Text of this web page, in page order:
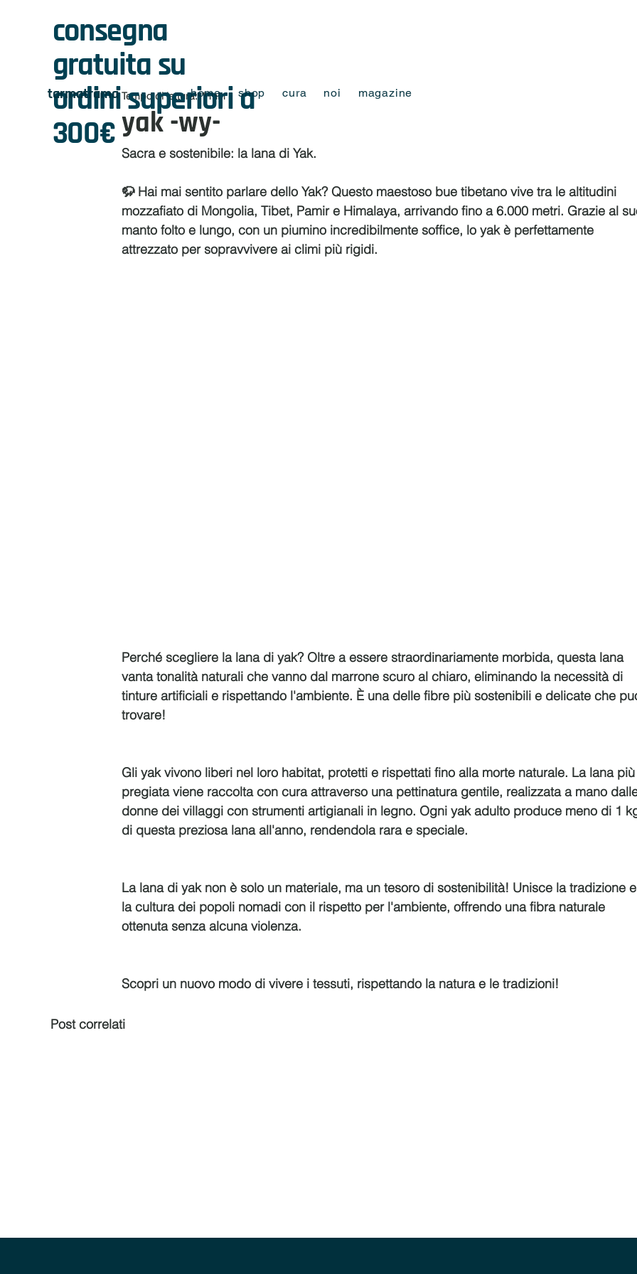
consegna
gratuita su
ordini superiori a
300€
tarmatrama home shop cura noi magazine
yak -wy-
Tempo di lettura: 1 min
Sacra e sostenibile: la lana di Yak.
🦬 Hai mai sentito parlare dello Yak? Questo maestoso bue tibetano vive tra le altitudini
mozzafiato di Mongolia, Tibet, Pamir e Himalaya, arrivando fino a 6.000 metri. Grazie al
manto folto e lungo, con un piumino incredibilmente soffice, lo yak è perfettamente
attrezzato per sopravvivere ai climi più rigidi.
Perché scegliere la lana di yak? Oltre a essere straordinariamente morbida, questa lana
vanta tonalità naturali che vanno dal marrone scuro al chiaro, eliminando la necessità di
tinture artificiali e rispettando l'ambiente. È una delle fibre più sostenibili e delicate che
trovare!
Gli yak vivono liberi nel loro habitat, protetti e rispettati fino alla morte naturale. La lana più
pregiata viene raccolta con cura attraverso una pettinatura gentile, realizzata a mano
donne dei villaggi con strumenti artigianali in legno. Ogni yak adulto produce meno di 1
di questa preziosa lana all'anno, rendendola rara e speciale.
La lana di yak non è solo un materiale, ma un tesoro di sostenibilità! Unisce la tradizione e
la cultura dei popoli nomadi con il rispetto per l'ambiente, offrendo una fibra naturale
ottenuta senza alcuna violenza.
Scopri un nuovo modo di vivere i tessuti, rispettando la natura e le tradizioni!
Post correlati